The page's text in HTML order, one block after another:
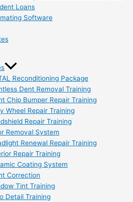
Loans
Software
Reconditioning Package
Dent Removal Training
Chip Bumper Repair Training
Wheel Repair Training
Repair Training
Removal System
Renewal Repair Training
Repair Training
Coating System
Correction
Tint Training
Detail Training